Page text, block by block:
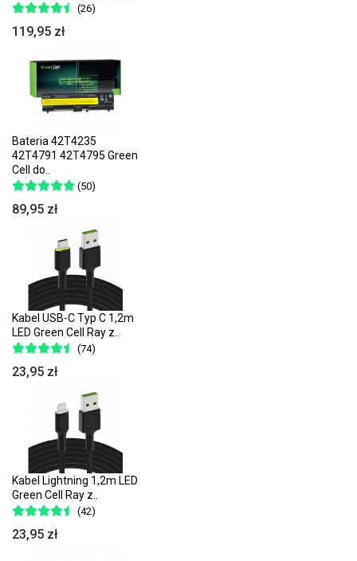
(26)
119,95 zł
Bateria 42T4235
42T4791 42T4795 Green
Cell do..
(50)
89,95 zł
Kabel USB-C Typ C 1,2m
LED Green Cell Ray z..
(74)
23,95 zł
Kabel Lightning 1,2m LED
Green Cell Ray z..
(42)
23,95 zł